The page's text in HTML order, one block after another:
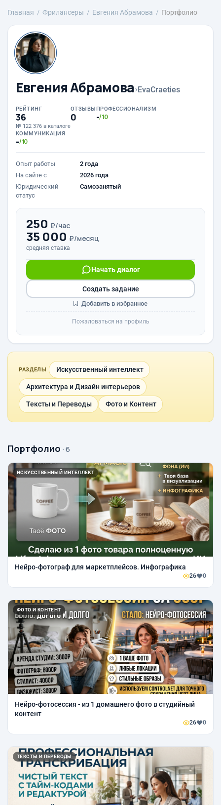
Главная Фрилансеры Евгения Абрамова Портфолио
Евгения Абрамова›EvaCraeties
РЕЙТИНГ
36
№ 122 376 в каталоге
ОТЗЫВЫ
0
ПРОФЕССИОНАЛИЗМ
-/10
КОММУНИКАЦИЯ
-/10
Опыт работы
2 года
На сайте с
2026 года
Юридический
статус
Самозанятый
250 ₽/час
35 000 ₽/месяц
средняя ставка
Начать диалог
Создать задание
Добавить в избранное
Пожаловаться на профиль
РАЗДЕЛЫ Искусственный интеллект
Архитектура и Дизайн интерьеров
Тексты и Переводы Фото и Контент
Портфолио · 6
ИСКУССТВЕННЫЙ ИНТЕЛЛЕКТ
Нейро-фотограф для маркетплейсов. Инфографика
26 0
ФОТО И КОНТЕНТ
Нейро-фотосессия - из 1 домашнего фото в студийный
контент
26 0
ТЕКСТЫ И ПЕРЕВОДЫ